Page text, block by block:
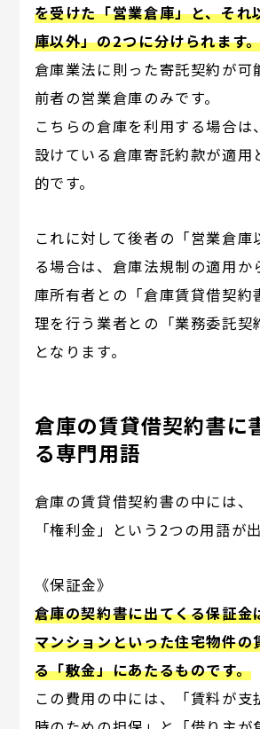
を受けた「営業倉庫」と、それ
庫以外」の2つに分けられます
倉庫業法に則った寄託契約が可
前者の営業倉庫のみです。
こちらの倉庫を利用する場合は
設けている倉庫寄託約款が適用
的です。
これに対して後者の「営業倉庫
る場合は、倉庫法規制の適用か
庫所有者との「倉庫賃貸借契約
理を行う業者との「業務委託契
となります。
倉庫の賃貸借契約書に
る専門用語
倉庫の賃貸借契約書の中には、
「権利金」という2つの用語が
《保証金》
倉庫の契約書に出てくる保証金
マンションといった住宅物件の
る「敷金」にあたるものです。
この費用の中には、「賃料が支